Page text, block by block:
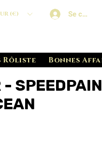
(€) Se
Rôliste Bonnes
-